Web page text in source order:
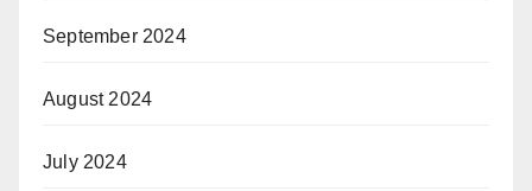
September 2024
August 2024
July 2024